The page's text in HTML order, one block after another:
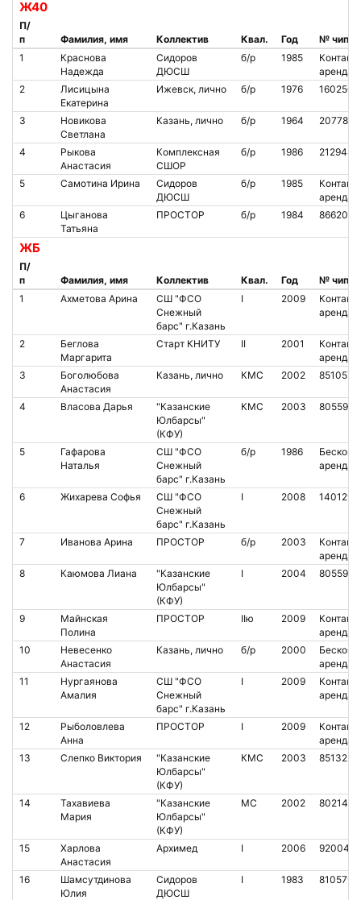
Ж40
П/
п
Фамилия, имя Коллектив Квал. Год
№ чипа
1
Краснова
Надежда
Сидоров
ДЮСШ
б/р 1985
Контакт.
аренда
2
Лисицына
Екатерина
Ижевск, лично б/р 1976 1602502
3
Новикова
Светлана
Казань, лично б/р 1964 2077846
4
Рыкова
Анастасия
Комплексная
СШОР
б/р 1986 2129447
5 Самотина Ирина
Сидоров
ДЮСШ
б/р 1985
Контакт.
аренда
6
Цыганова
Татьяна
ПРОСТОР б/р 1984 8662046
ЖБ
П/
п
Фамилия, имя Коллектив Квал. Год
№ чипа
1
Ахметова Арина
СШ "ФСО
Снежный
барс" г.Казань
I 2009
Контакт.
аренда
2
Беглова
Маргарита
Старт КНИТУ II 2001
Контакт.
аренда
3
Боголюбова
Анастасия
Казань, лично КМС 2002 8510572
4 Власова Дарья
"Казанские
Юлбарсы"
(КФУ)
КМС 2003 8055998
5
Гафарова
Наталья
СШ "ФСО
Снежный
барс" г.Казань
б/р 1986
Бесконт.
аренда
6 Жихарева Софья
СШ "ФСО
Снежный
барс" г.Казань
I 2008 1401298
7 Иванова Арина ПРОСТОР б/р 2003
Контакт.
аренда
8
Каюмова Лиана
"Казанские
Юлбарсы"
(КФУ)
I 2004 8055982
9
Майнская
Полина
ПРОСТОР IIю 2009
Контакт.
аренда
10
Невесенко
Анастасия
Казань, лично б/р 2000
Бесконт.
аренда
11
Нургаянова
Амалия
СШ "ФСО
Снежный
барс" г.Казань
I 2009
Контакт.
аренда
12
Рыболовлева
Анна
ПРОСТОР I 2009
Контакт.
аренда
13
Слепко Виктория
"Казанские
Юлбарсы"
(КФУ)
КМС 2003 8513223
14
Тахавиева
Мария
"Казанские
Юлбарсы"
(КФУ)
МС 2002 8021438
15
Харлова
Анастасия
Архимед I 2006 9200424
16
Шамсутдинова
Юлия
Сидоров
ДЮСШ
I 1983 810579